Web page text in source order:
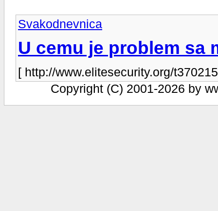
Svakodnevnica
U cemu je problem sa
[ http://www.elitesecurity.org/
Copyright (C) 2001-2026 by